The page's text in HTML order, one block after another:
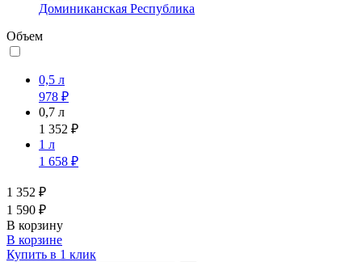
Доминиканская Республика
Объем
0,5 л
978 ₽
0,7 л
1 352 ₽
1 л
1 658 ₽
1 352 ₽
1 590 ₽
В корзину
В корзине
Купить в 1 клик